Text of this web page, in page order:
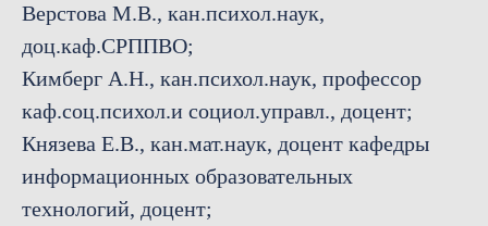
Верстова М.В., кан.психол.наук,
доц.каф.СРППВО;
Кимберг А.Н., кан.психол.наук, профессор
каф.соц.психол.и социол.управл., доцент;
Князева Е.В., кан.мат.наук, доцент кафедры
информационных образовательных
технологий, доцент;